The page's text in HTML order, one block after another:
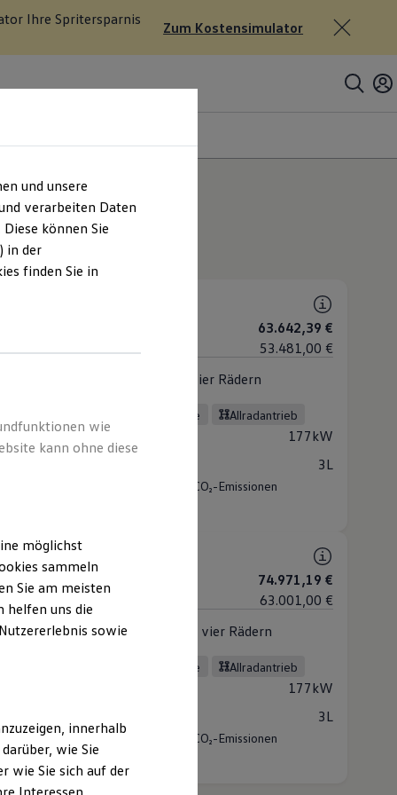
Ihre Spritersparnis Zum Kostensimulator
Modelle
63.642,39 €
MwSt.
53.481,00 €
in stylischem Design auf vier Rädern
automatisiertes Schaltgetriebe Allradantrieb
177kW
3L
CO₂-Emissionen
Aventura
74.971,19 €
63.001,00 €
mit Komforthighlights auf vier Rädern
automatisiertes Schaltgetriebe Allradantrieb
177kW
3L
kombiniert10,7 - 10,3 l/100km
CO₂-Emissionen
280 - 270 g/km
und unsere
verarbeiten Daten
können Sie
in der
finden Sie in
wie
kann ohne diese
möglichst
sammeln
Sie am meisten
helfen uns die
sowie
innerhalb
wie Sie
wie Sie sich auf der
Interessen